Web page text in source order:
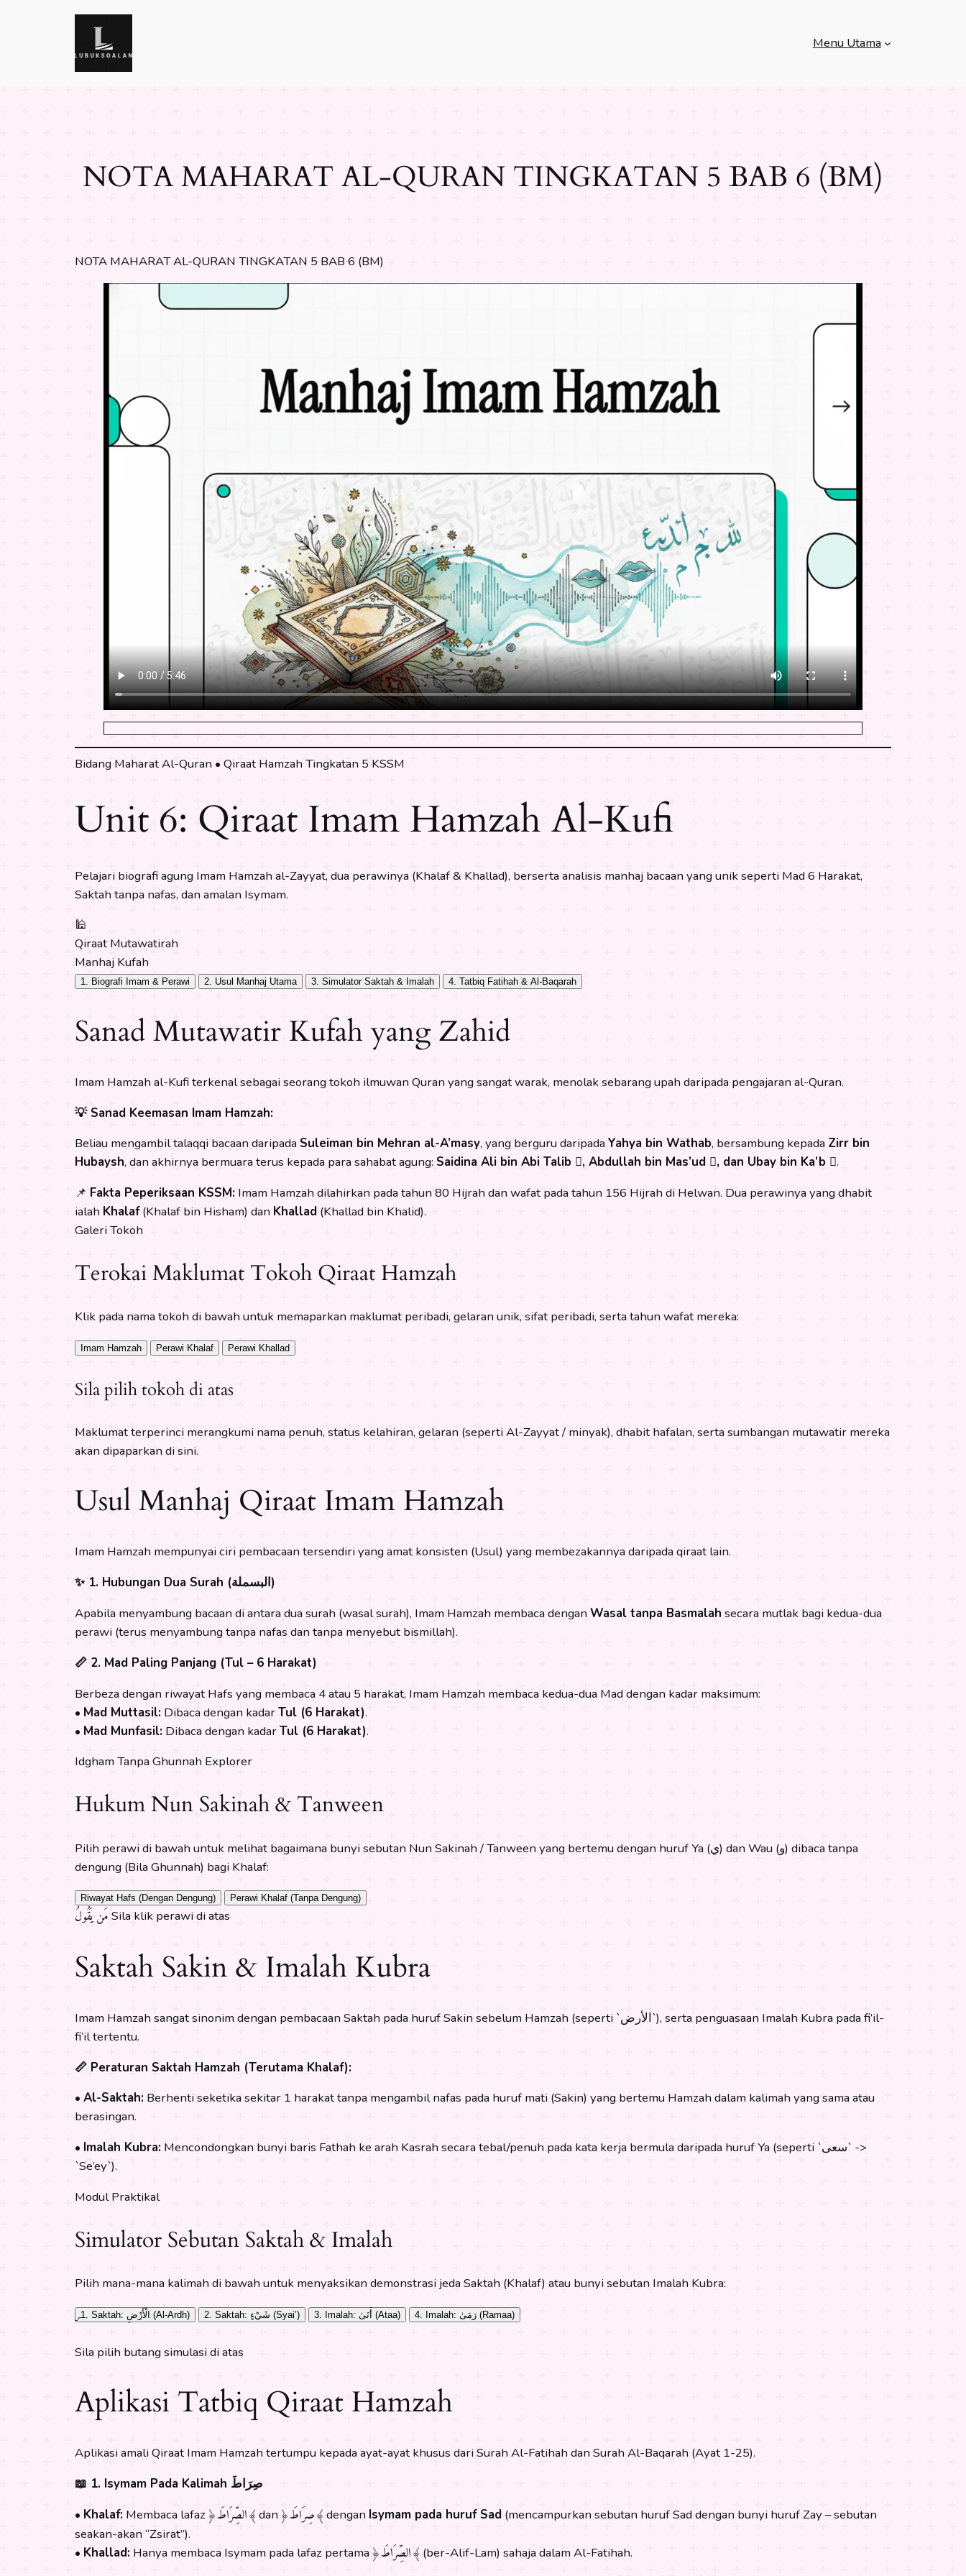
Menu Utama
NOTA MAHARAT AL-QURAN TINGKATAN 5 BAB 6 (BM)
NOTA MAHARAT AL-QURAN TINGKATAN 5 BAB 6 (BM)
Bidang Maharat Al-Quran • Qiraat Hamzah Tingkatan 5 KSSM
Unit 6: Qiraat Imam Hamzah Al-Kufi
Pelajari biografi agung Imam Hamzah al-Zayyat, dua perawinya (Khalaf & Khallad), berserta analisis manhaj bacaan yang unik seperti Mad 6 Harakat,
Saktah tanpa nafas, dan amalan Isymam.
🕌
Qiraat Mutawatirah
Manhaj Kufah
1. Biografi Imam & Perawi 2. Usul Manhaj Utama 3. Simulator Saktah & Imalah 4. Tatbiq Fatihah & Al-Baqarah
Sanad Mutawatir Kufah yang Zahid
Imam Hamzah al-Kufi terkenal sebagai seorang tokoh ilmuwan Quran yang sangat warak, menolak sebarang upah daripada pengajaran al-Quran.
💡 Sanad Keemasan Imam Hamzah:
Beliau mengambil talaqqi bacaan daripada Suleiman bin Mehran al-A’masy, yang berguru daripadaYahya bin Wathab, bersambung kepada Zirr bin
Hubaysh, dan akhirnya bermuara terus kepada para sahabat agung: Saidina Ali bin Abi Talib , Abdullah bin Mas’ud , dan Ubay bin Ka’b .
📌 Fakta Peperiksaan KSSM: Imam Hamzah dilahirkan pada tahun 80 Hijrah dan wafat pada tahun 156 Hijrah di Helwan. Dua perawinya yang dhabit
ialah Khalaf(Khalaf bin Hisham) dan Khallad (Khallad bin Khalid).
Galeri Tokoh
Terokai Maklumat Tokoh Qiraat Hamzah
Klik pada nama tokoh di bawah untuk memaparkan maklumat peribadi, gelaran unik, sifat peribadi, serta tahun wafat mereka:
Imam Hamzah Perawi Khalaf Perawi Khallad
Sila pilih tokoh di atas
Maklumat terperinci merangkumi nama penuh, status kelahiran, gelaran (seperti Al-Zayyat / minyak), dhabit hafalan, serta sumbangan mutawatir mereka
akan dipaparkan di sini.
Usul Manhaj Qiraat Imam Hamzah
Imam Hamzah mempunyai ciri pembacaan tersendiri yang amat konsisten (Usul) yang membezakannya daripada qiraat lain.
✨ 1. Hubungan Dua Surah (البسملة)
Apabila menyambung bacaan di antara dua surah (wasal surah), Imam Hamzah membaca dengan Wasal tanpa Basmalah secara mutlak bagi kedua-dua
perawi (terus menyambung tanpa nafas dan tanpa menyebut bismillah).
📏 2. Mad Paling Panjang (Tul – 6 Harakat)
Berbeza dengan riwayat Hafs yang membaca 4 atau 5 harakat, Imam Hamzah membaca kedua-dua Mad dengan kadar maksimum:
• Mad Muttasil: Dibaca dengan kadarTul (6 Harakat).
• Mad Munfasil: Dibaca dengan kadarTul (6 Harakat).
Idgham Tanpa Ghunnah Explorer
Hukum Nun Sakinah & Tanween
Pilih perawi di bawah untuk melihat bagaimana bunyi sebutan Nun Sakinah / Tanween yang bertemu dengan huruf Ya (ي) dan Wau (و) dibaca tanpa
dengung (Bila Ghunnah) bagi Khalaf:
Riwayat Hafs (Dengan Dengung) Perawi Khalaf (Tanpa Dengung)
مَن يَقُولُ Sila klik perawi di atas
Saktah Sakin & Imalah Kubra
Imam Hamzah sangat sinonim dengan pembacaan Saktah pada huruf Sakin sebelum Hamzah (seperti `الأرض`), serta penguasaan Imalah Kubra pada fi’il-
fi’il tertentu.
📏 Peraturan Saktah Hamzah (Terutama Khalaf):
• Al-Saktah: Berhenti seketika sekitar 1 harakat tanpa mengambil nafas pada huruf mati (Sakin) yang bertemu Hamzah dalam kalimah yang sama atau
berasingan.
• Imalah Kubra: Mencondongkan bunyi baris Fathah ke arah Kasrah secara tebal/penuh pada kata kerja bermula daripada huruf Ya (seperti `سعى` ->
`Se’ey`).
Modul Praktikal
Simulator Sebutan Saktah & Imalah
Pilih mana-mana kalimah di bawah untuk menyaksikan demonstrasi jeda Saktah (Khalaf) atau bunyi sebutan Imalah Kubra:
1. Saktah: الْأَرْضِ (Al-Ardh) 2. Saktah: شَيْءٍ (Syai’) 3. Imalah: أَتَىٰ (Ataa) 4. Imalah: رَمَىٰ (Ramaa)
Sila pilih butang simulasi di atas
Aplikasi Tatbiq Qiraat Hamzah
Aplikasi amali Qiraat Imam Hamzah tertumpu kepada ayat-ayat khusus dari Surah Al-Fatihah dan Surah Al-Baqarah (Ayat 1-25).
📖 1. Isymam Pada Kalimah صِرَاطَ
• Khalaf: Membaca lafaz ﴿الصِّرَاطَ﴾ dan ﴿صِرَاطَ﴾ dengan Isymam pada huruf Sad (mencampurkan sebutan huruf Sad dengan bunyi huruf Zay – sebutan
seakan-akan “Zsirat”).
• Khallad: Hanya membaca Isymam pada lafaz pertama ﴿الصِّرَاطَ﴾ (ber-Alif-Lam) sahaja dalam Al-Fatihah.